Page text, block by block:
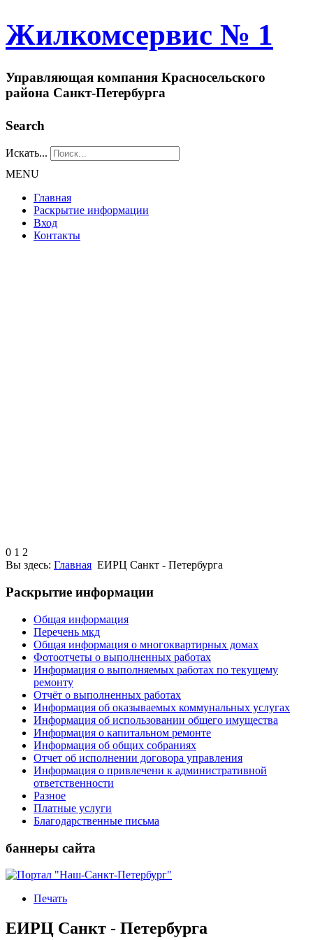
Жилкомсервис № 1
Управляющая компания Красносельского
района Санкт-Петербурга
Search
Искать...
MENU
Главная
Раскрытие информации
Вход
Контакты
0 1 2
Вы здесь: Главная ЕИРЦ Санкт - Петербурга
Раскрытие информации
Общая информация
Перечень мкд
Общая информация о многоквартирных домах
Фотоотчеты о выполненных работах
Информация о выполняемых работах по текущему
ремонту
Отчёт о выполненных работах
Информация об оказываемых коммунальных услугах
Информация об использовании общего имущества
Информация о капитальном ремонте
Информация об общих собраниях
Отчет об исполнении договора управления
Информация о привлечени к административной
ответственности
Разное
Платные услуги
Благодарственные письма
баннеры сайта
Печать
ЕИРЦ Санкт - Петербурга